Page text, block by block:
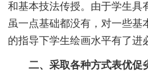
和基本技法传授。由于学生具
虽一点基础都没有，对一些基
的指导下学生绘画水平有了进
二、采取各种方式表优促